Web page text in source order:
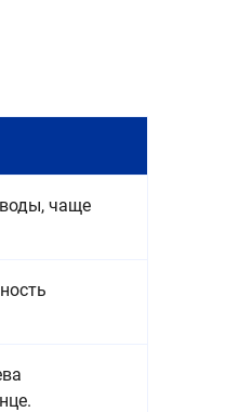
чаще